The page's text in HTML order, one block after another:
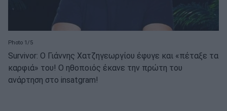
Photo 1/5
Survivor: O Γιάννης Χατζηγεωργίου έφυγε και «πέταξε τα
καρφιά» του! Ο ηθοποιός έκανε την πρώτη του
ανάρτηση στο insatgram!